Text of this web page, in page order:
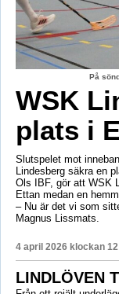
På
WSK
plats i
Slutspelet mot
Lindesberg säkra en
Ols IBF, gör att WSK
Ettan medan en
– Nu är det vi som
Magnus Lissmats.
4 april 2026 klockan
LINDLÖVEN